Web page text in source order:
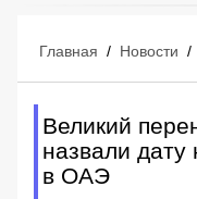
Главная / Новости /
Великий
назвали дату
в ОАЭ